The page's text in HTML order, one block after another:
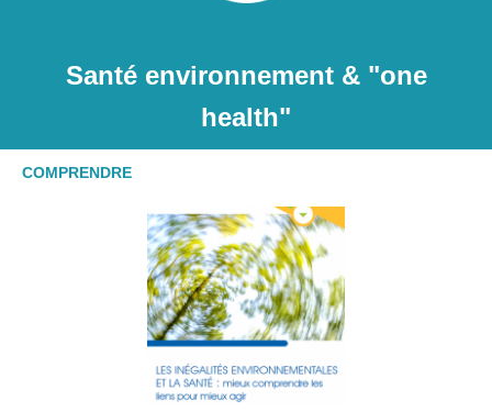
Santé environnement & "one
health"
COMPRENDRE